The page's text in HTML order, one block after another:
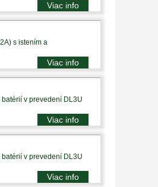
Viac info
s istením a
Viac info
v prevedení DL3U
Viac info
v prevedení DL3U
Viac info